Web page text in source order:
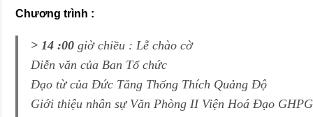
Chương trình :
> 14 :00 giờ chiều : Lễ chào cờ
Diễn văn của Ban Tổ chức
Đạo từ của Đức Tăng Thống Thích Quảng Độ
Giới thiệu nhân sự Văn Phòng II Viện Hoá Đạo